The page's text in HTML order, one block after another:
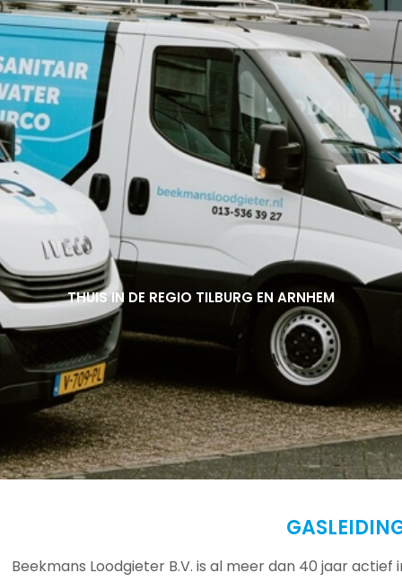
THUIS IN DE REGIO TILBURG EN ARNHEM
THUIS IN DE REGIO TILBURG EN ARNHEM
THUIS IN DE REGIO TILBURG EN ARNHEM
Beekmans Loodgieter B.V. is al meer dan 40 jaar